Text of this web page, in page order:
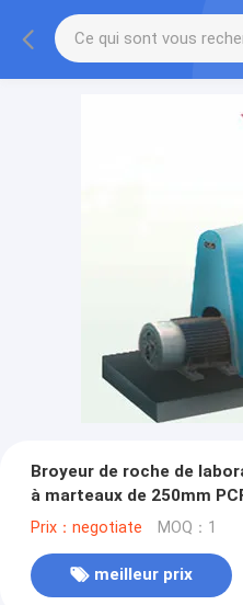
Broyeur de roche de
à marteaux de 250mm
charbon
Prix：negotiate MOQ：1
meilleur prix